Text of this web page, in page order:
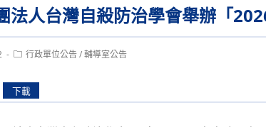
法人台灣自殺防治學會舉辦「
Post行政單位公告 / 輔導室公告
下載